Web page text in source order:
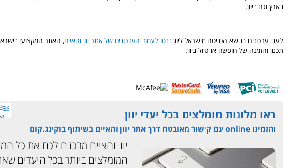
בארץ וגם ביוון.
לעוד עדכונים בנושא הכניסה מישראל ליוון כנסו לעמוד העדכונים של אתר יוון והאיים, האתר המקצועי
תכנון והזמנה של חופשה או טיול ביוון.
ראו מלונות מומלצים בכל יעדי יוון
והזמינו online עם קישור מאובטח דרך אתר יוון והאיים בשיתוף בוקינג.קום
יוון והאיים מרכזים לכם את כל
המומלצים ביותר בכל היעדים